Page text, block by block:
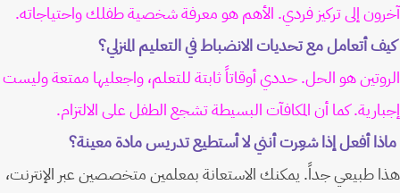
آخرون إلى تركيز فردي. الأهم هو معرفة شخصية طفلك واحتياجاته.
كيف أتعامل مع تحديات الانضباط في التعليم المنزلي؟
الروتين هو الحل. حددي أوقاتاً ثابتة للتعلم، واجعليها ممتعة وليست
إجبارية. كما أن المكافآت البسيطة تشجع الطفل على الالتزام.
ماذا أفعل إذا شعِرت أنني لا أستطيع تدريس مادة معينة؟
هذا طبيعي جداً. يمكنك الاستعانة بمعلمين متخصصين عبر الإنترنت،